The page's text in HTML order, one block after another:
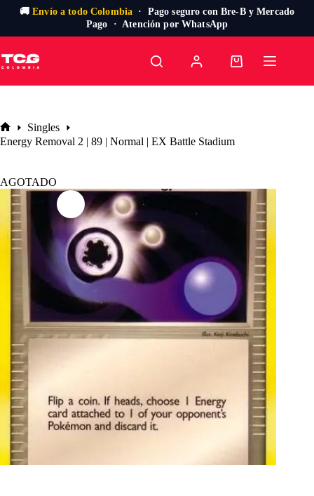
🚚Envío a todo Colombia · Pago seguro con Bre-B y Mercado
Pago · Atención por WhatsApp
al
contenido
Carro
Inicio
Singles
Energy Removal 2 | 89 | Normal | EX Battle Stadium
AGOTADO